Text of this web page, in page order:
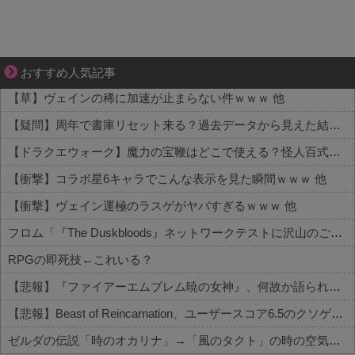
おすすめ人気記事
ぜんぶ私が中心、そう思った瞬間から歪み出す
【草】ヴェインの稀に加速が止まらない件ｗｗｗ 他
【疑問】周年で書庫リセット来る？過去データから見えた結論 他
【ドラクエウォーク】魔力の宝鞭はどこで使える？怪人百式での実用性と不安定さを評価 他
【衝撃】コラボ星6キャラでこんな表示を見た瞬間ｗｗｗ 他
【衝撃】ヴェイン運極のラスゲがヤバすぎるｗｗｗ 他
フロム「『The Duskbloods』ネットワークテストに沢山のご応募をいただき誠にありがとうございました｡」
RPGの即死技←これいる？
【悲報】『ファイアーエムブレム暁の女神』、何故か語られない
【悲報】Beast of Reincarnation、ユーザースコア6.5のクソゲー評価へ
ゼルダの伝説「時のオカリナ」→「風のタクト」の時の空気感を知りたい